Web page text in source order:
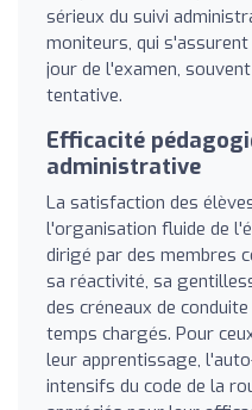
sérieux du suivi
moniteurs, qui
jour de l'examen,
tentative.
Efficacité
administrative
La satisfaction des
l'organisation fluide de
dirigé par des membres
sa réactivité, sa
des créneaux de
temps chargés. Pour
leur apprentissage,
intensifs du code de la